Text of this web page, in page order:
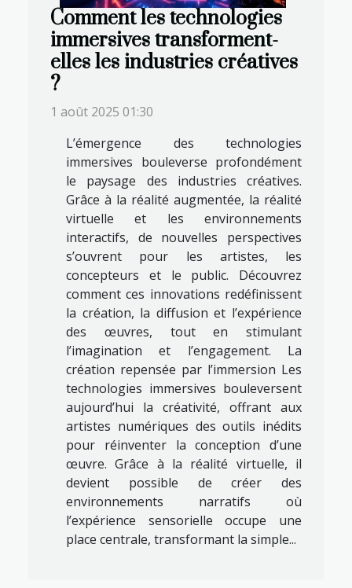
Comment les technologies
immersives transforment-
elles les industries créatives
?
1 août 2025 01:30
L’émergence des technologies
immersives bouleverse profondément
le paysage des industries créatives.
Grâce à la réalité augmentée, la réalité
virtuelle et les environnements
interactifs, de nouvelles perspectives
s’ouvrent pour les artistes, les
concepteurs et le public. Découvrez
comment ces innovations redéfinissent
la création, la diffusion et l’expérience
des œuvres, tout en stimulant
l’imagination et l’engagement. La
création repensée par l’immersion Les
technologies immersives bouleversent
aujourd’hui la créativité, offrant aux
artistes numériques des outils inédits
pour réinventer la conception d’une
œuvre. Grâce à la réalité virtuelle, il
devient possible de créer des
environnements narratifs où
l’expérience sensorielle occupe une
place centrale, transformant la simple...